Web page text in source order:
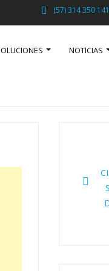
(57) 314 350
NOTICIAS